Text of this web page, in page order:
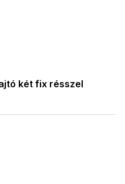
két fix résszel